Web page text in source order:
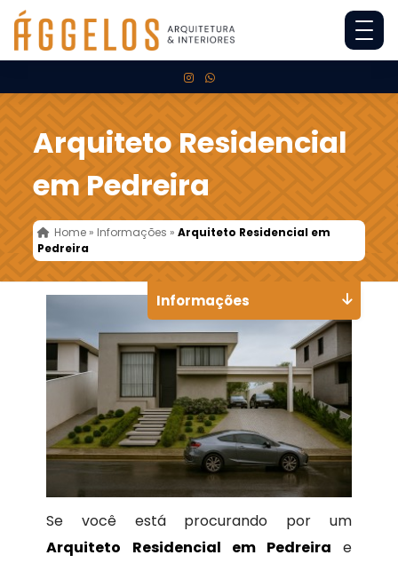
Arquiteto Residencial
em Pedreira
Home » Informações »Arquiteto Residencial em
Pedreira
Se você está procurando por um
Arquiteto Residencial em Pedreira e
Informações